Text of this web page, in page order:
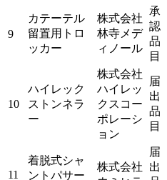
9
カテーテル
留置用トロ
ッカー
株式会社
林寺メデ
ィノール
承
認
品
目
10
ハイレック
ストンネラ
ー
株式会社
ハイレッ
クスコー
ポレーシ
ョン
届
出
品
目
11
着脱式シャ
ントパサー
株式会社
届
出